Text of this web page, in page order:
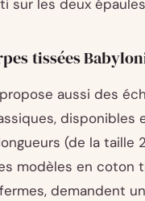
sur les deux
tissées
aussi des
disponibles
(de la taille
modèles en coton
demandent